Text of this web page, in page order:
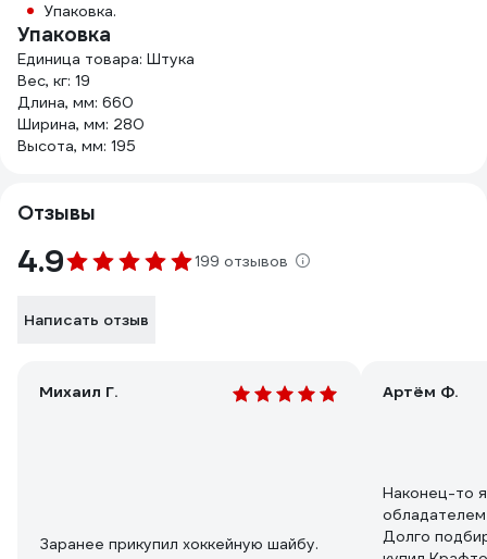
Упаковка.
Упаковка
Единица товара: Штука
Вес, кг: 19
Длина, мм: 660
Ширина, мм: 280
Высота, мм: 195
Отзывы
4.9 199 отзывов
Написать отзыв
Михаил Г.
Заранее прикупил хоккейную шайбу.
Артём Ф.
Наконец-то
Долго